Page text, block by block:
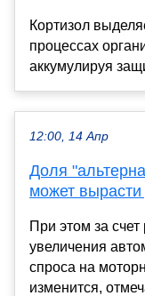
Кортизол
процессах
аккумулируя
12:00, 14 Апр
Доля
может
При этом за
увеличения
спроса на
изменится,